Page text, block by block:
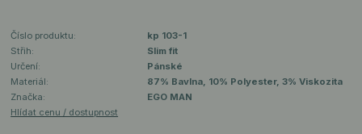
Číslo produktu:
kp 103-1
Střih:
Slim fit
Určení:
Pánské
Materiál:
87% Bavlna, 10% Polyester, 3% Viskozita
Značka:
EGO MAN
Hlídat cenu / dostupnost